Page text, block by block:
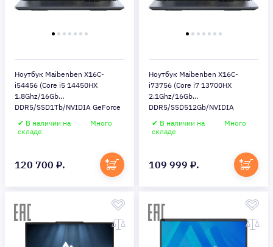
Ноутбук Maibenben X16C-
i54456 (Core i5 14450HX
1.8Ghz/16Gb
DDR5/SSD1Tb/NVIDIA GeForce
Home/gray) (X16C-
✔ В наличии на
складе
Много
120 700 ₽.
Ноутбук Maibenben X16C-
i73756 (Core i7 13700HX
2.1Ghz/16Gb
DDR5/SSD512Gb/NVIDIA
8Gb/16"/Windows 11
✔ В наличии на
складе
Много
109 999 ₽.